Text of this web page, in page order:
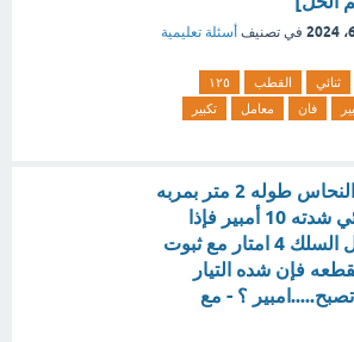
في تصنيف أسئلة تعليمية
ثنائي القطب
١٢٥
فان معامل
تكبير
سلك من النحاس طوله 2 متر بمربه
تيار كهربائي شدته 10 أمبير فإذا
أصبح طول السلك 4 امتار مع ثبوت
فإن شده التيار
تصبح.....امبير ؟ - مع